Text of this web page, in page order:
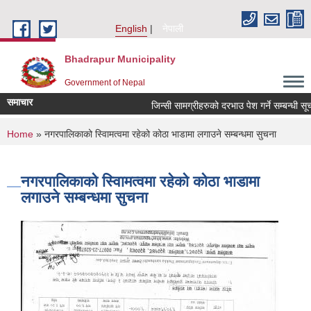
English
नेपाली
Bhadrapur Municipality
Government of Nepal
समाचार जिन्सी सामग्रीहरुको दरभाउ पेश गर्ने सम्बन्धी सूचना
You are here
Home » नगरपालिकाको स्वािमत्वमा रहेको कोठा भाडामा लगाउने सम्बन्धमा सुचना
नगरपालिकाको स्वािमत्वमा रहेको कोठा भाडामा
लगाउने सम्बन्धमा सुचना